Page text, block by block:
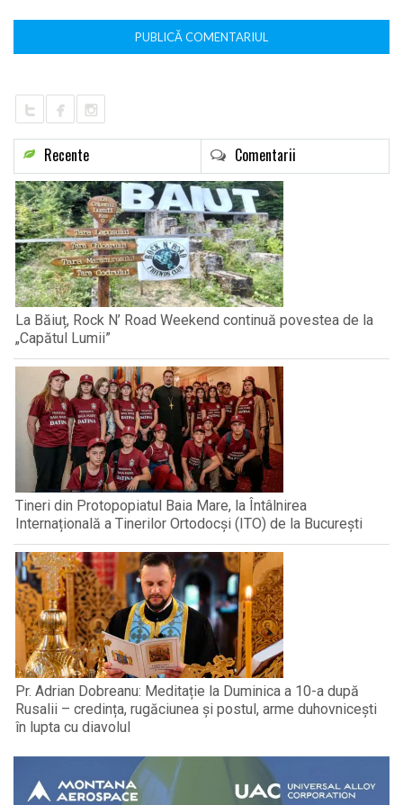
Recente Comentarii
La Băiuț, Rock N’ Road Weekend continuă povestea de la
„Capătul Lumii”
Tineri din Protopopiatul Baia Mare, la Întâlnirea
Internațională a Tinerilor Ortodocși (ITO) de la București
Pr. Adrian Dobreanu: Meditație la Duminica a 10-a după
Rusalii – credința, rugăciunea și postul, arme duhovnicești
în lupta cu diavolul